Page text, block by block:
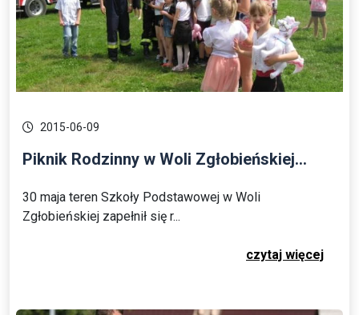
2015-06-09
Piknik Rodzinny w Woli Zgłobieńskiej...
30 maja teren Szkoły Podstawowej w Woli
Zgłobieńskiej zapełnił się r...
czytaj więcej